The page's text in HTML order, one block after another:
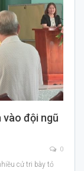
vào đội ngũ
0
cử tri bày tỏ